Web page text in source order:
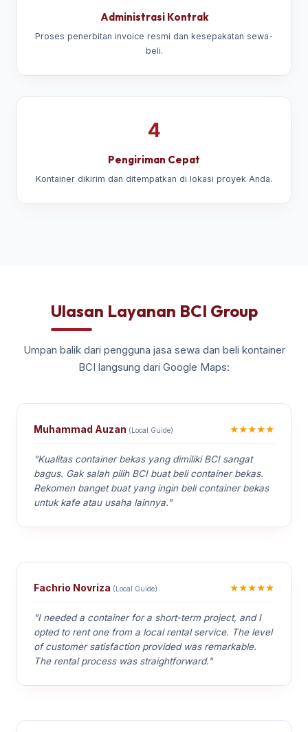
Administrasi Kontrak
Proses penerbitan invoice resmi dan kesepakatan sewa-
beli.
4
Pengiriman Cepat
Kontainer dikirim dan ditempatkan di lokasi proyek Anda.
Ulasan Layanan BCI Group
Umpan balik dari pengguna jasa sewa dan beli kontainer
BCI langsung dari Google Maps:
Muhammad Auzan (Local Guide) ★★★★★
"Kualitas container bekas yang dimiliki BCI sangat
bagus. Gak salah pilih BCI buat beli container bekas.
Rekomen banget buat yang ingin beli container bekas
untuk kafe atau usaha lainnya."
Fachrio Novriza (Local Guide) ★★★★★
"I needed a container for a short-term project, and I
opted to rent one from a local rental service. The level
of customer satisfaction provided was remarkable.
The rental process was straightforward."